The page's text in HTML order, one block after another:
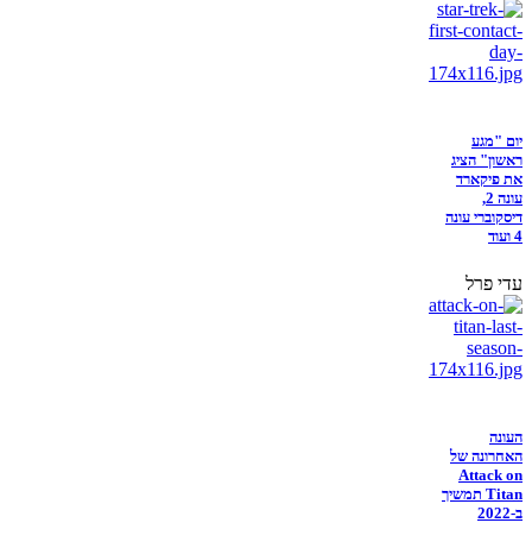
יום "מגע
ראשון" הציג
את פיקארד
עונה 2,
דיסקוברי עונה
4 ועוד
עדי פרל
העונה
האחרונה של
Attack on
Titan תמשיך
ב-2022